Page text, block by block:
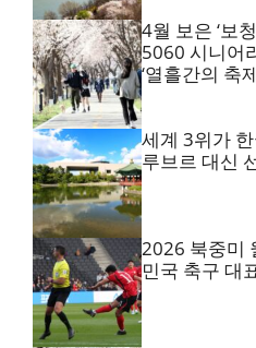
4월 보은 ‘보
5060 시니어
‘열흘간의 축
세계 3위가
루브르 대신
2026 북중미
민국 축구 대